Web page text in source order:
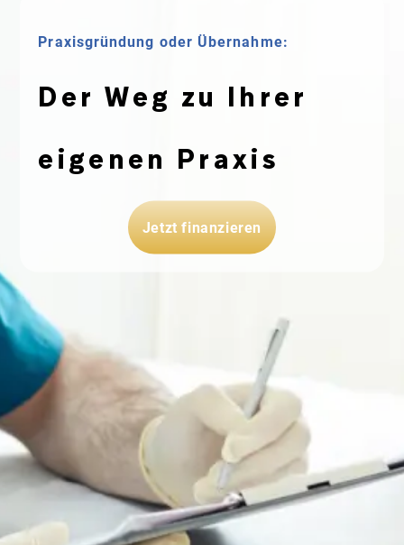
Praxisgründung oder Übernahme:
Der Weg zu Ihrer
eigenen Praxis
Jetzt finanzieren